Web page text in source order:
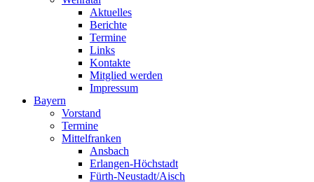
Aktuelles
Berichte
Termine
Links
Kontakte
Mitglied werden
Impressum
Bayern
Vorstand
Termine
Mittelfranken
Ansbach
Erlangen-Höchstadt
Fürth-Neustadt/Aisch